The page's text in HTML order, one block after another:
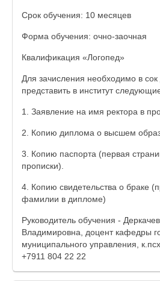
Срок обучения: 10 месяцев
Форма обучения: очно-заочная
Квалификация «Логопед»
Для зачисления необходимо в сок
представить в институт
1. Заявление на имя ректора в
2. Копию диплома о высшем
3. Копию паспорта (первая
прописки).
4. Копию свидетельства о браке
фамилии в дипломе)
Руководитель обучения -
Владимировна, доцент кафедры
муниципального управления,
+7911 804 22 22